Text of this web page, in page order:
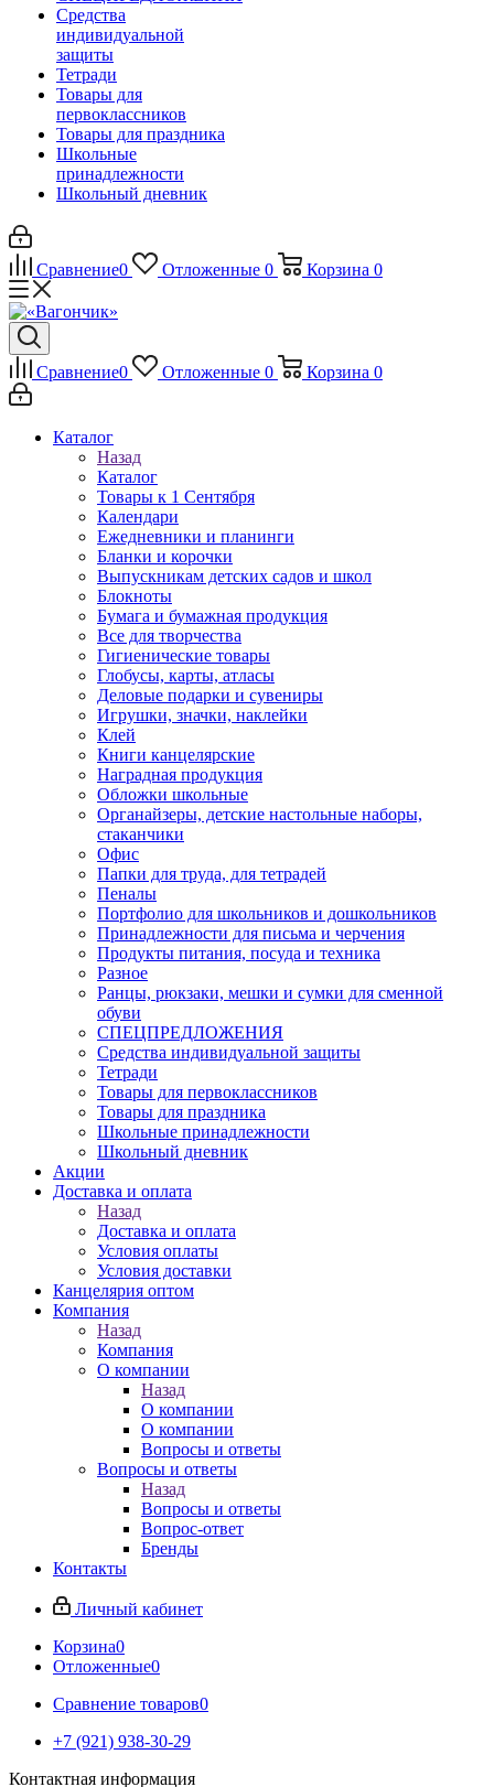
Средства
индивидуальной
защиты
Тетради
Товары для
первоклассников
Товары для праздника
Школьные
принадлежности
Школьный дневник
Сравнение0 Отложенные 0 Корзина 0
Сравнение0 Отложенные 0 Корзина 0
Каталог
Назад
Каталог
Товары к 1 Сентября
Календари
Ежедневники и планинги
Бланки и корочки
Выпускникам детских садов и школ
Блокноты
Бумага и бумажная продукция
Все для творчества
Гигиенические товары
Глобусы, карты, атласы
Деловые подарки и сувениры
Игрушки, значки, наклейки
Клей
Книги канцелярские
Наградная продукция
Обложки школьные
Органайзеры, детские настольные наборы,
стаканчики
Офис
Папки для труда, для тетрадей
Пеналы
Портфолио для школьников и дошкольников
Принадлежности для письма и черчения
Продукты питания, посуда и техника
Разное
Ранцы, рюкзаки, мешки и сумки для сменной
обуви
СПЕЦПРЕДЛОЖЕНИЯ
Средства индивидуальной защиты
Тетради
Товары для первоклассников
Товары для праздника
Школьные принадлежности
Школьный дневник
Акции
Доставка и оплата
Назад
Доставка и оплата
Условия оплаты
Условия доставки
Канцелярия оптом
Компания
Назад
Компания
О компании
Назад
О компании
О компании
Вопросы и ответы
Вопросы и ответы
Назад
Вопросы и ответы
Вопрос-ответ
Бренды
Контакты
Личный кабинет
Корзина0
Отложенные0
Сравнение товаров0
+7 (921) 938-30-29
Контактная информация